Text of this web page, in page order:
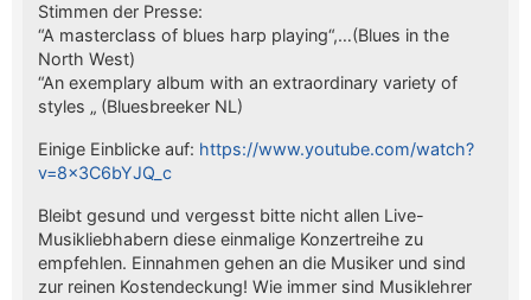
Stimmen der Presse:
“A masterclass of blues harp playing“,…(Blues in the
North West)
“An exemplary album with an extraordinary variety of
styles „ (Bluesbreeker NL)
Einige Einblicke auf: https://www.youtube.com/watch?
v=8x3C6bYJQ_c
Bleibt gesund und vergesst bitte nicht allen Live-
Musikliebhabern diese einmalige Konzertreihe zu
empfehlen. Einnahmen gehen an die Musiker und sind
zur reinen Kostendeckung! Wie immer sind Musiklehrer